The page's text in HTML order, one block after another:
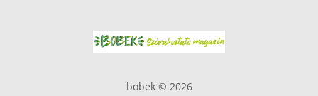
bobek © 2026